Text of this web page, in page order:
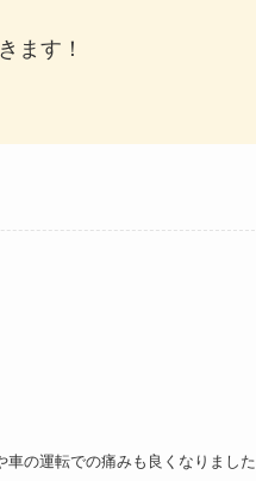
ます！
車の運転での痛みも良くなりました